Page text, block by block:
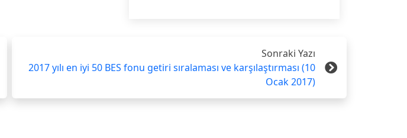
Sonraki Yazı
2017 yılı en iyi 50 BES fonu getiri sıralaması ve karşılaştırması (10
Ocak 2017)